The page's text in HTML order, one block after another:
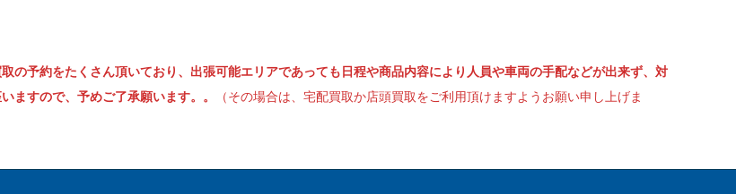
の予約をたくさん頂いており、出張可能エリアであっても日程や商品内容により人員や車両の手配などが出来ず、対
ますので、予めご了承願います。。
（その場合は、宅配買取か店頭買取をご利用頂けますようお願い申し上げま